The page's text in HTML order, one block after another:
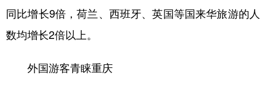
同比增长9倍，荷兰、西班牙、英国等国来华旅游的人
数均增长2倍以上。
外国游客青睐重庆